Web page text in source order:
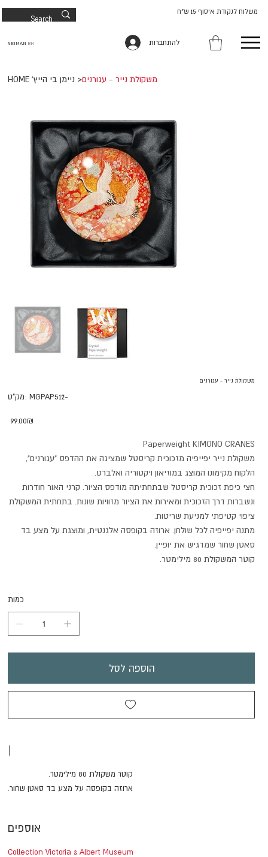
להתחברות NEIMAN BH
משלוח לנקודת איסוף 15 ש"ח
HOME 'ניימן בי הייץ >משקולת נייר - עגורנים
משקולת נייר - עגורנים
מק"ט: MGPAP512-
MGPAP512-
‏99.00 ‏₪
Paperweight KIMONO CRANES
משקולת נייר יפייפיה מזכוכית קריסטל שמציגה את ההדפס "עגורנים",
הלקוח מקימונו המוצג במוזיאון ויקטוריה ואלברט.
חצי כיפת זכוכית קריסטל שבתחתיתה מודפס הציור. קרני האור חודרות
ונשברות דרך הזכוכית ומאירות את הציור מזוויות שונות. בתחתית המשקולת
ציפוי קטיפתי למניעת שריטות.
מתנה יפייפיה לכל שולחן. ארוזה בקופסה אלגנטית, ומוצגת על מצע בד
סאטן שחור שמדגיש את יופיין.
קוטר המשקולת 80 מילימטר.
כמות
הוספה לסל
|
קוטר משקולת 80 מילימטר.
ארוזה בקופסה על מצע בד סאטן שחור.
אוספים
Collection Victoria & Albert Museum